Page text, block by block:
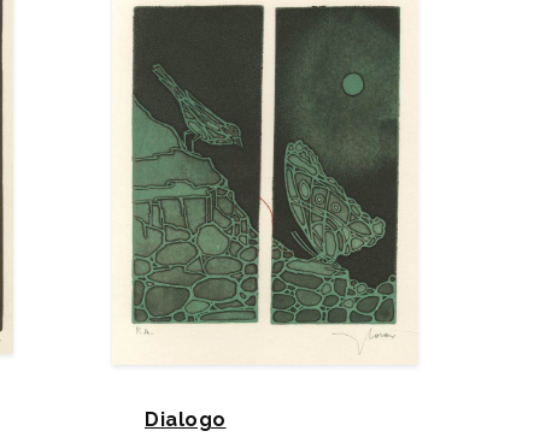
Dialogo